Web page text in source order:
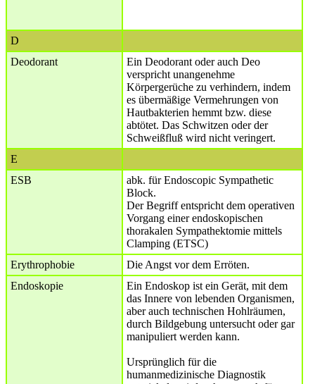
D
Deodorant
Ein Deodorant oder auch Deo
verspricht unangenehme
Körpergerüche zu verhindern, indem
es übermäßige Vermehrungen von
Hautbakterien hemmt bzw. diese
abtötet. Das Schwitzen oder der
Schweißfluß wird nicht veringert.
E
ESB
abk. für Endoscopic Sympathetic
Block.
Der Begriff entspricht dem operativen
Vorgang einer endoskopischen
thorakalen Sympathektomie mittels
Clamping (ETSC)
Erythrophobie
Die Angst vor dem Erröten.
Endoskopie
Ein Endoskop ist ein Gerät, mit dem
das Innere von lebenden Organismen,
aber auch technischen Hohlräumen,
durch Bildgebung untersucht oder gar
manipuliert werden kann.
Ursprünglich für die
humanmedizinische Diagnostik